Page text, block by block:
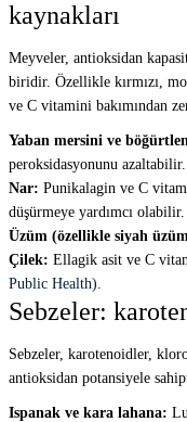
kaynakları
Meyveler, antioksidan
biridir. Özellikle kırmızı,
ve C vitamini bakımından
Yaban mersini ve
peroksidasyonunu azaltabilir.
Nar: Punikalagin ve C
düşürmeye yardımcı olabilir.
Üzüm (özellikle siyah
Çilek: Ellagik asit ve C
Public Health).
Sebzeler:
Sebzeler, karotenoidler,
antioksidan potansiyele
Ispanak ve kara lahana: